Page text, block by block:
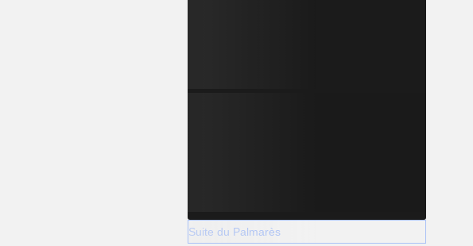
Suite du Palmarès